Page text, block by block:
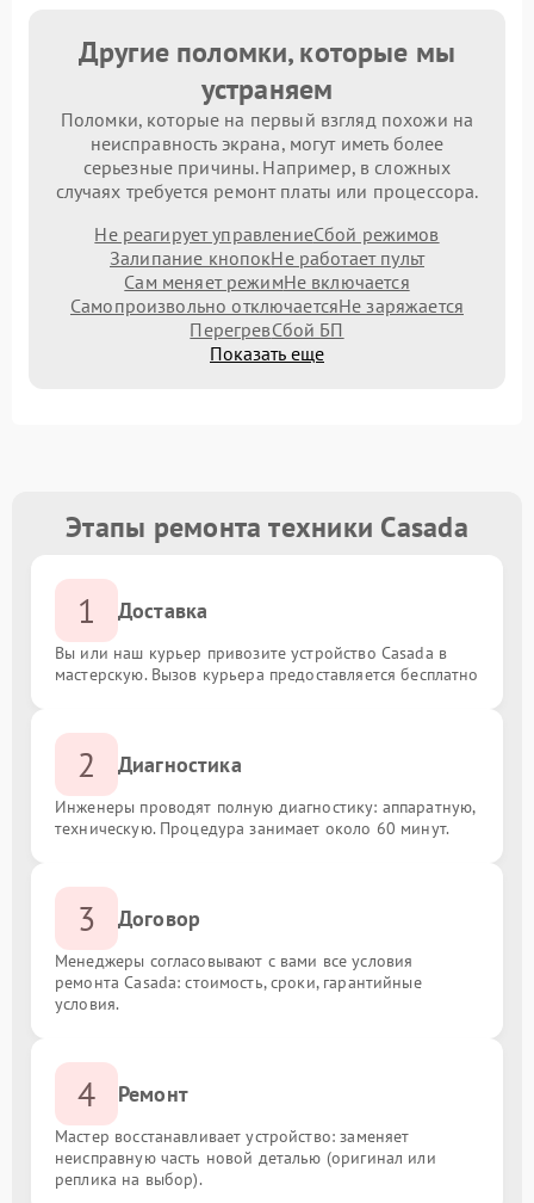
Другие поломки, которые мы
устраняем
Поломки, которые на первый взгляд похожи на
неисправность экрана, могут иметь более
серьезные причины. Например, в сложных
случаях требуется ремонт платы или процессора.
Не реагирует управлениеСбой режимов
Залипание кнопокНе работает пульт
Сам меняет режимНе включается
Самопроизвольно отключаетсяНе заряжается
ПерегревСбой БП
Показать еще
Этапы ремонта техники Casada
1 Доставка
Вы или наш курьер привозите устройство Casada в
мастерскую. Вызов курьера предоставляется бесплатно
2 Диагностика
Инженеры проводят полную диагностику: аппаратную,
техническую. Процедура занимает около 60 минут.
3 Договор
Менеджеры согласовывают с вами все условия
ремонта Casada: стоимость, сроки, гарантийные
условия.
4 Ремонт
Мастер восстанавливает устройство: заменяет
неисправную часть новой деталью (оригинал или
реплика на выбор).